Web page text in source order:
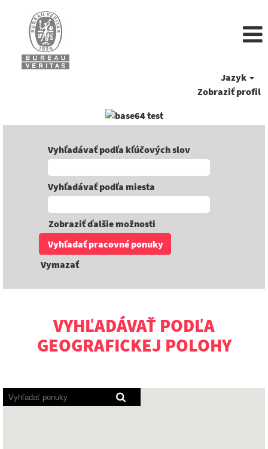
Jazyk
Zobraziť profil
Vyhľadávať podľa kľúčových slov
Vyhľadávať podľa miesta
Zobraziť ďalšie možnosti
Vymazať
VYHĽADÁVAŤ PODĽA
GEOGRAFICKEJ POLOHY
Programy
pre